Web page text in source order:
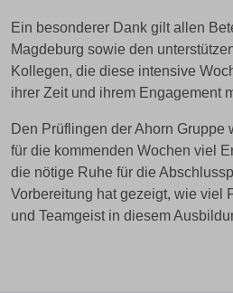
Ein besonderer Dank gilt allen
Magdeburg sowie den
Kollegen, die diese intensive
ihrer Zeit und ihrem Engagement
Den Prüflingen der Ahorn
für die kommenden Wochen viel
die nötige Ruhe für die
Vorbereitung hat gezeigt, wie viel
und Teamgeist in diesem